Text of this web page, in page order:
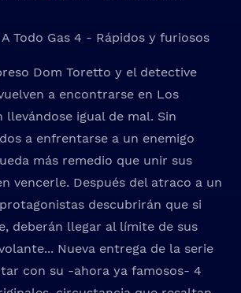
Todo Gas 4 - Rápidos y furiosos
Dom Toretto y el detective
a encontrarse en Los
llevándose igual de mal. Sin
a enfrentarse a un enemigo
más remedio que unir sus
vencerle. Después del atraco a un
descubrirán que si
deberán llegar al límite de sus
Nueva entrega de la serie
con su -ahora ya famosos- 4